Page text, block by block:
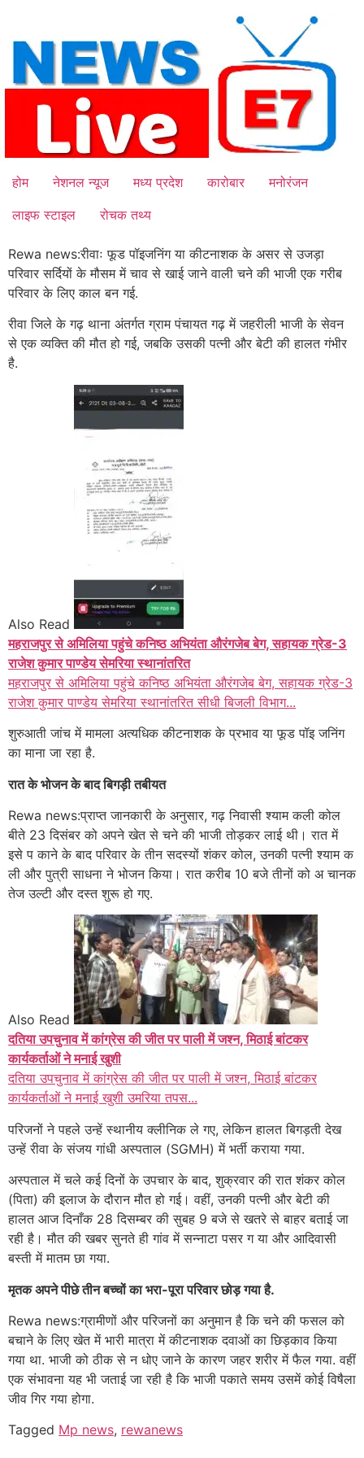
content
होम नेशनल न्यूज मध्य प्रदेश कारोबार
मनोरंजन
लाइफ स्टाइल
रोचक तथ्य
Rewa news:रीवाः फूड पॉइजनिंग या कीटनाशक के असर से उजड़ा
परिवार सर्दियों के मौसम में चाव से खाई जाने वाली चने की भाजी एक गरीब
परिवार के लिए काल बन गई.
रीवा जिले के गढ़ थाना अंतर्गत ग्राम पंचायत गढ़ में जहरीली भाजी के सेवन
से एक व्यक्ति की मौत हो गई, जबकि उसकी पत्नी और बेटी की हालत गंभीर
है.
Also Read
महराजपुर से अमिलिया पहुंचे कनिष्ठ अभियंता औरंगजेब बेग, सहायक ग्रेड-3
राजेश कुमार पाण्डेय सेमरिया स्थानांतरित
महराजपुर से अमिलिया पहुंचे कनिष्ठ अभियंता औरंगजेब बेग, सहायक ग्रेड-3
राजेश कुमार पाण्डेय सेमरिया स्थानांतरित सीधी बिजली विभाग...
शुरुआती जांच में मामला अत्यधिक कीटनाशक के प्रभाव या फूड पॉइ जनिंग
का माना जा रहा है.
रात के भोजन के बाद बिगड़ी तबीयत
Rewa news:प्राप्त जानकारी के अनुसार, गढ़ निवासी श्याम कली कोल
बीते 23 दिसंबर को अपने खेत से चने की भाजी तोड़कर लाई थी। रात में
इसे प काने के बाद परिवार के तीन सदस्यों शंकर कोल, उनकी पत्नी श्याम क
ली और पुत्री साधना ने भोजन किया। रात करीब 10 बजे तीनों को अ चानक
तेज उल्टी और दस्त शुरू हो गए.
Also Read
दतिया उपचुनाव में कांग्रेस की जीत पर पाली में जश्न, मिठाई बांटकर
कार्यकर्ताओं ने मनाई खुशी
दतिया उपचुनाव में कांग्रेस की जीत पर पाली में जश्न, मिठाई बांटकर
कार्यकर्ताओं ने मनाई खुशी उमरिया तपस...
परिजनों ने पहले उन्हें स्थानीय क्लीनिक ले गए, लेकिन हालत बिगड़ती देख
उन्हें रीवा के संजय गांधी अस्पताल (SGMH) में भर्ती कराया गया.
अस्पताल में चले कई दिनों के उपचार के बाद, शुक्रवार की रात शंकर कोल
(पिता) की इलाज के दौरान मौत हो गई। वहीं, उनकी पत्नी और बेटी की
हालत आज दिनाँक 28 दिसम्बर की सुबह 9 बजे से खतरे से बाहर बताई जा
रही है। मौत की खबर सुनते ही गांव में सन्नाटा पसर ग या और आदिवासी
बस्ती में मातम छा गया.
मृतक अपने पीछे तीन बच्चों का भरा-पूरा परिवार छोड़ गया है.
Rewa news:ग्रामीणों और परिजनों का अनुमान है कि चने की फसल को
बचाने के लिए खेत में भारी मात्रा में कीटनाशक दवाओं का छिड़काव किया
गया था. भाजी को ठीक से न धोए जाने के कारण जहर शरीर में फैल गया. वहीं
एक संभावना यह भी जताई जा रही है कि भाजी पकाते समय उसमें कोई विषैला
जीव गिर गया होगा.
Tagged Mp news, rewanews